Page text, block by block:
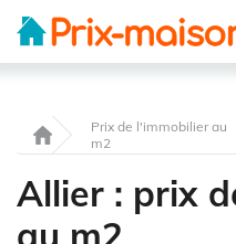
Prix de l'immobilier au
m2
Allier : prix
au m2